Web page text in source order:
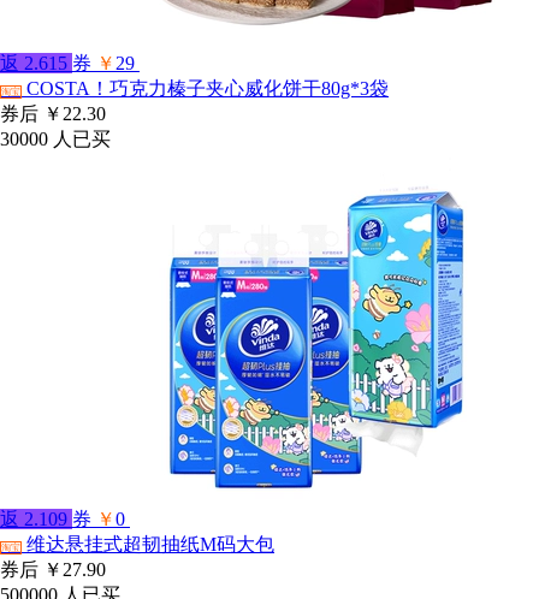
返 2.615 券 ￥ 29
淘宝 COSTA！巧克力榛子夹心威化饼干80g*3袋
券后 ￥22.30
30000 人已买
返 2.109 券 ￥0
淘宝 维达悬挂式超韧抽纸M码大包
券后 ￥27.90
500000 人已买